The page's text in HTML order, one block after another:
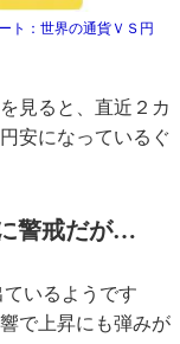
ト：世界の通貨ＶＳ円
見ると、直近２カ
安になっているぐ
警戒だが…
いるようです
で上昇にも弾みが